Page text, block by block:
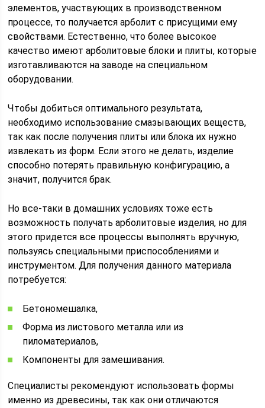
элементов, участвующих в производственном
процессе, то получается арболит с присущими ему
свойствами. Естественно, что более высокое
качество имеют арболитовые блоки и плиты, которые
изготавливаются на заводе на специальном
оборудовании.
Чтобы добиться оптимального результата,
необходимо использование смазывающих веществ,
так как после получения плиты или блока их нужно
извлекать из форм. Если этого не делать, изделие
способно потерять правильную конфигурацию, а
значит, получится брак.
Но все-таки в домашних условиях тоже есть
возможность получать арболитовые изделия, но для
этого придется все процессы выполнять вручную,
пользуясь специальными приспособлениями и
инструментом. Для получения данного материала
потребуется:
Бетономешалка,
Форма из листового металла или из
пиломатериалов,
Компоненты для замешивания.
Специалисты рекомендуют использовать формы
именно из древесины, так как они отличаются